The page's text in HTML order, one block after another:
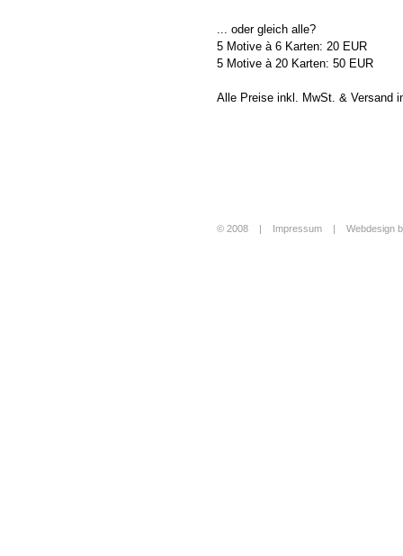
... oder gleich alle?
5 Motive à 6 Karten: 20 EUR
5 Motive à 20 Karten: 50 EUR
Alle Preise inkl. MwSt. & Versand
© 2008 | Impressum Webdesign